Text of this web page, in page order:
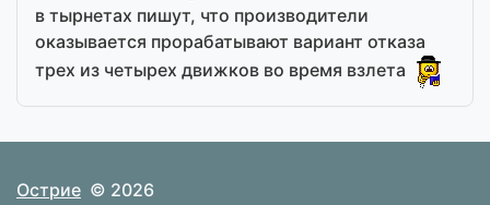
в тырнетах пишут, что производители
оказывается прорабатывают вариант отказа
трех из четырех движков во время взлета
Острие © 2026